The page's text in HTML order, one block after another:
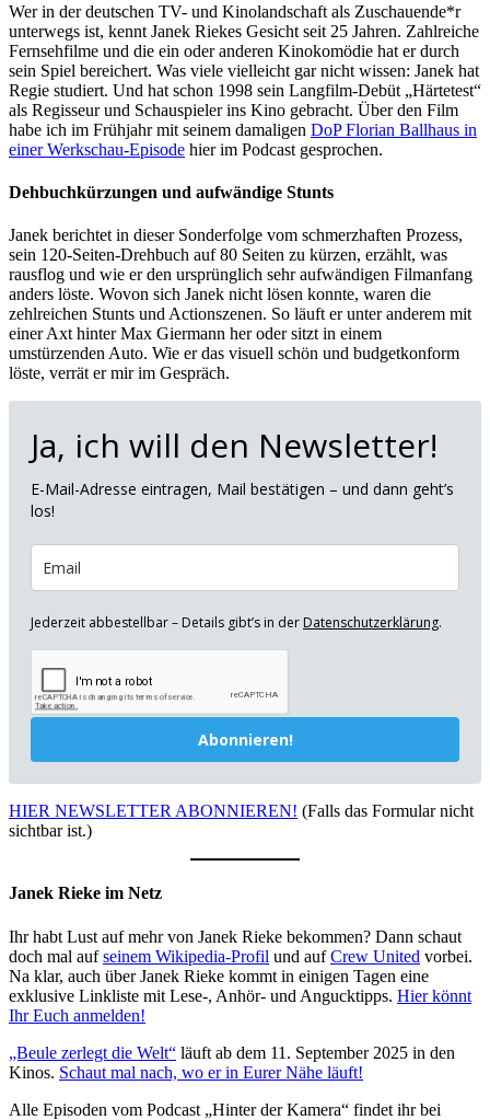
Wer in der deutschen TV- und Kinolandschaft als Zuschauende*r
unterwegs ist, kennt Janek Riekes Gesicht seit 25 Jahren. Zahlreiche
Fernsehfilme und die ein oder anderen Kinokomödie hat er durch
sein Spiel bereichert. Was viele vielleicht gar nicht wissen: Janek hat
Regie studiert. Und hat schon 1998 sein Langfilm-Debüt „Härtetest“
als Regisseur und Schauspieler ins Kino gebracht. Über den Film
habe ich im Frühjahr mit seinem damaligen DoP Florian Ballhaus in
einer Werkschau-Episode hier im Podcast gesprochen.
Dehbuchkürzungen und aufwändige Stunts
Janek berichtet in dieser Sonderfolge vom schmerzhaften Prozess,
sein 120-Seiten-Drehbuch auf 80 Seiten zu kürzen, erzählt, was
rausflog und wie er den ursprünglich sehr aufwändigen Filmanfang
anders löste. Wovon sich Janek nicht lösen konnte, waren die
zehlreichen Stunts und Actionszenen. So läuft er unter anderem mit
einer Axt hinter Max Giermann her oder sitzt in einem
umstürzenden Auto. Wie er das visuell schön und budgetkonform
löste, verrät er mir im Gespräch.
Ja, ich will den Newsletter!
E-Mail-Adresse eintragen, Mail bestätigen – und dann geht’s
los!
Jederzeit abbestellbar – Details gibt’s in der Datenschutzerklärung.
Abonnieren!
HIER NEWSLETTER ABONNIEREN! (Falls das Formular nicht
sichtbar ist.)
Janek Rieke im Netz
Ihr habt Lust auf mehr von Janek Rieke bekommen? Dann schaut
doch mal aufseinem Wikipedia-Profil und aufCrew United vorbei.
Na klar, auch über Janek Rieke kommt in einigen Tagen eine
exklusive Linkliste mit Lese-, Anhör- und Angucktipps. Hier könnt
Ihr Euch anmelden!
„Beule zerlegt die Welt“ läuft ab dem 11. September 2025 in den
Kinos. Schaut mal nach, wo er in Eurer Nähe läuft!
Alle Episoden vom Podcast „Hinter der Kamera“ findet ihr bei